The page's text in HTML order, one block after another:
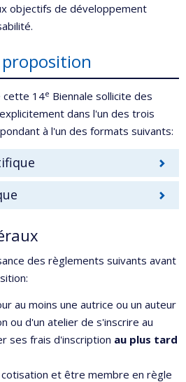
objectifs de développement
cette 14e Biennale sollicite des
dans l'un des trois
à l'un des formats suivants:
des règlements suivants avant
au moins une autrice ou un auteur
ou d'un atelier de s'inscrire au
ses frais d'inscription au plus tard
et être membre en règle